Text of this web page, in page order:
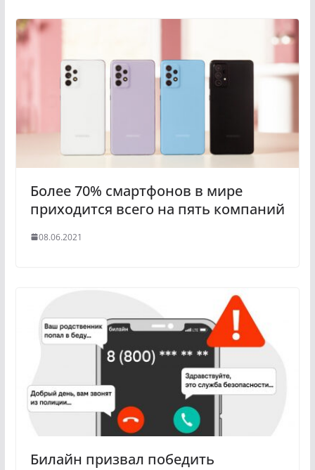
Более 70% смартфонов в мире
приходится всего на пять компаний
08.06.2021
Билайн призвал победить